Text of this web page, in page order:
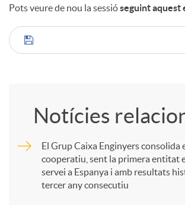
t
s
Pots veure de nou la sessióseguint aquest
C
m
Notícies
El Grup Caixa Enginyers consolida
cooperatiu, sent la primera entitat
servei a Espanya i amb resultats
tercer any consecutiu